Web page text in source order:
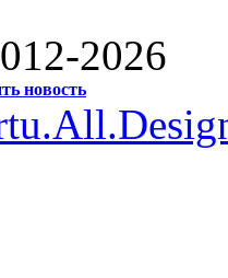
2026
новость